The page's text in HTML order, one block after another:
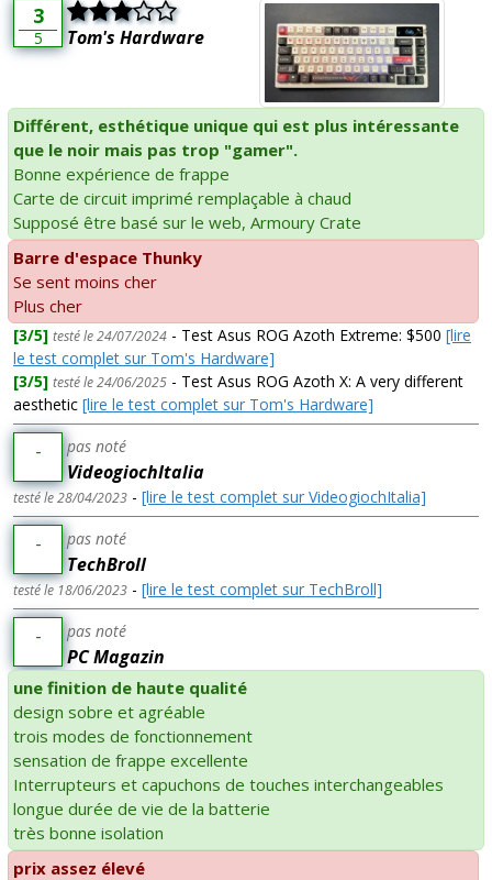
3
5 Tom's Hardware
Différent, esthétique unique qui est plus intéressante
que le noir mais pas trop "gamer".
Bonne expérience de frappe
Carte de circuit imprimé remplaçable à chaud
Supposé être basé sur le web, Armoury Crate
Barre d'espace Thunky
Se sent moins cher
Plus cher
[3/5] testé le 24/07/2024 - Test Asus ROG Azoth Extreme: $500 [lire
le test complet sur Tom's Hardware]
[3/5] testé le 24/06/2025 - Test Asus ROG Azoth X: A very different
aesthetic [lire le test complet sur Tom's Hardware]
- pas noté
VideogiochItalia
testé le 28/04/2023 - [lire le test complet sur VideogiochItalia]
- pas noté
TechBroll
testé le 18/06/2023 - [lire le test complet sur TechBroll]
- pas noté
PC Magazin
une finition de haute qualité
design sobre et agréable
trois modes de fonctionnement
sensation de frappe excellente
Interrupteurs et capuchons de touches interchangeables
longue durée de vie de la batterie
très bonne isolation
prix assez élevé